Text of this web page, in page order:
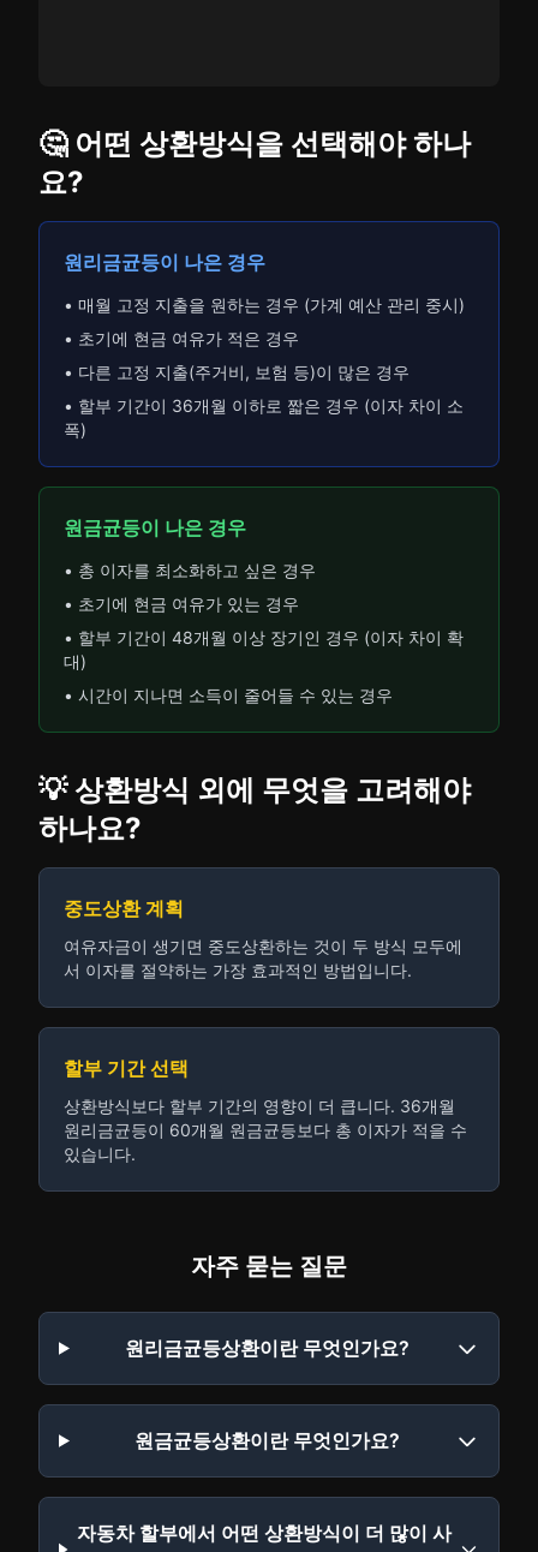
🤔 어떤 상환방식을 선택해야 하나
요?
원리금균등이 나은 경우
• 매월 고정 지출을 원하는 경우 (가계 예산 관리 중시)
• 초기에 현금 여유가 적은 경우
• 다른 고정 지출(주거비, 보험 등)이 많은 경우
• 할부 기간이 36개월 이하로 짧은 경우 (이자 차이 소
폭)
원금균등이 나은 경우
• 총 이자를 최소화하고 싶은 경우
• 초기에 현금 여유가 있는 경우
• 할부 기간이 48개월 이상 장기인 경우 (이자 차이 확
대)
• 시간이 지나면 소득이 줄어들 수 있는 경우
💡 상환방식 외에 무엇을 고려해야
하나요?
중도상환 계획
여유자금이 생기면 중도상환하는 것이 두 방식 모두에
서 이자를 절약하는 가장 효과적인 방법입니다.
할부 기간 선택
상환방식보다 할부 기간의 영향이 더 큽니다. 36개월
원리금균등이 60개월 원금균등보다 총 이자가 적을 수
있습니다.
자주 묻는 질문
원리금균등상환이란 무엇인가요?
원금균등상환이란 무엇인가요?
자동차 할부에서 어떤 상환방식이 더 많이 사